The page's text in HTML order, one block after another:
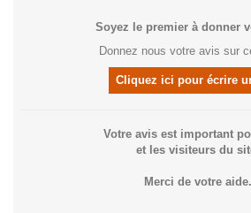
Soyez le premier à donner
Donnez nous votre avis sur
Cliquez ici pour écrire
Votre avis est important
et les visiteurs du
Merci de votre aide.